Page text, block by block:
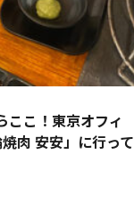
ここ！東京オフィ
肉 安安」に行って